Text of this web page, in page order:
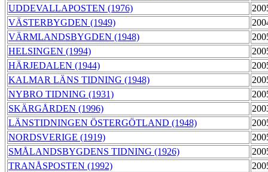
UDDEVALLAPOSTEN (1976)
VÄSTERBYGDEN (1949)
VÄRMLANDSBYGDEN (1948)
HELSINGEN (1994)
HÄRJEDALEN (1944)
KALMAR LÄNS TIDNING (1948)
NYBRO TIDNING (1931)
SKÄRGÅRDEN (1996)
LÄNSTIDNINGEN ÖSTERGÖTLAND (1948)
NORDSVERIGE (1919)
SMÅLANDSBYGDENS TIDNING (1926)
TRANÅSPOSTEN (1992)